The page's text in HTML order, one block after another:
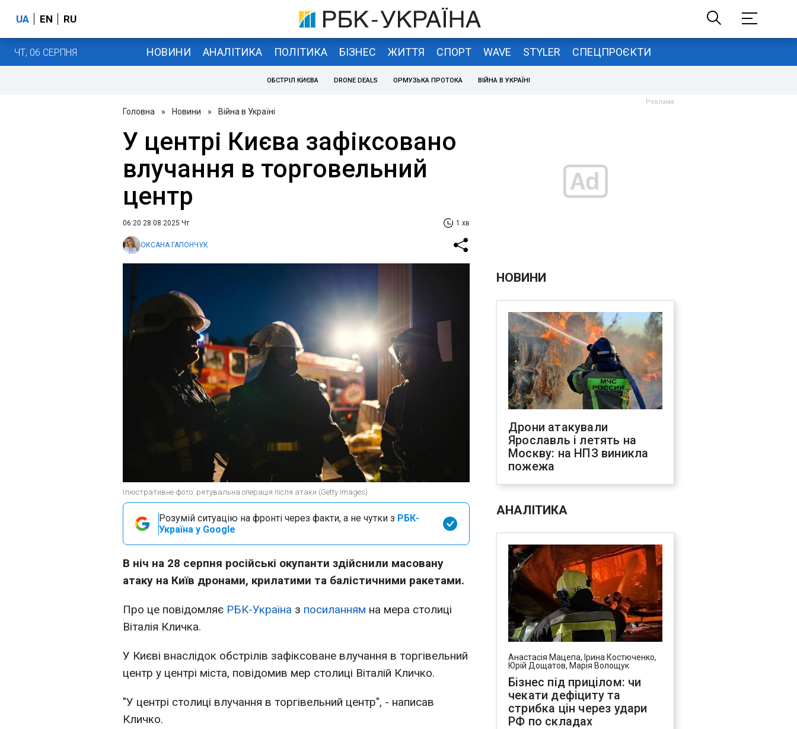
UA EN RU
ЧТ, 06 СЕРПНЯ НОВИНИ АНАЛІТИКА ПОЛІТИКА БІЗНЕС ЖИТТЯ СПОРТ WAVE STYLER СПЕЦПРОЄКТИ
ОБСТРІЛ КИЄВА DRONE DEALS ОРМУЗЬКА ПРОТОКА ВІЙНА В УКРАЇНІ
Головна » Новини » Війна в Україні
У центрі Києва зафіксовано
влучання в торговельний
центр
06:20 28.08.2025 Чт 1 хв
ОКСАНА ГАПОНЧУК
Ілюстративне фото: рятувальна операція після атаки (Getty Images)
Розумій ситуацію на фронті через факти, а не чутки з РБК-
Україна у Google
В ніч на 28 серпня російські окупанти здійснили масовану
атаку на Київ дронами, крилатими та балістичними ракетами.
Про це повідомляє РБК-Україна з посиланням на мера столиці
Віталія Кличка.
У Києві внаслідок обстрілів зафіксоване влучання в торгівельний
центр у центрі міста, повідомив мер столиці Віталій Кличко.
"У центрі столиці влучання в торгівельний центр", - написав
Кличко.
НОВИНИ
Дрони атакували
Ярославль і летять на
Москву: на НПЗ виникла
пожежа
АНАЛІТИКА
Анастасія Мацепа, Ірина Костюченко,
Юрій Дощатов, Марія Волощук
Бізнес під прицілом: чи
чекати дефіциту та
стрибка цін через удари
РФ по складах